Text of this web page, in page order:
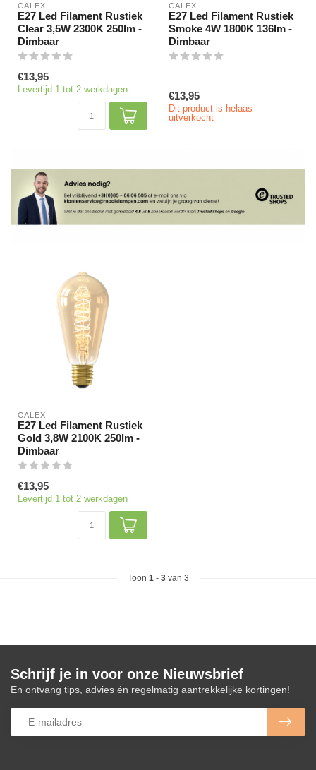
CALEX
E27 Led Filament Rustiek
Clear 3,5W 2300K 250lm -
Dimbaar
€13,95
Levertijd 1 tot 2 werkdagen
CALEX
E27 Led Filament Rustiek
Smoke 4W 1800K 136lm -
Dimbaar
€13,95
Dit product is helaas
uitverkocht
CALEX
E27 Led Filament Rustiek
Gold 3,8W 2100K 250lm -
Dimbaar
€13,95
Levertijd 1 tot 2 werkdagen
Toon 1 - 3van 3
Schrijf je in voor onze Nieuwsbrief
En ontvang tips, advies én regelmatig aantrekkelijke kortingen!